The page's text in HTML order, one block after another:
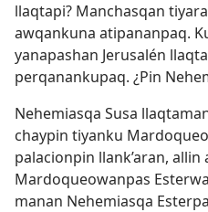
llaqtapi? Manchasqan
awqankuna atipananpaq.
yanapashan Jerusalén
perqanankupaq. ¿Pin
Nehemiasqa Susa
chaypin tiyanku
palacionpin llank’aran,
Mardoqueowanpas
manan Nehemiasqa